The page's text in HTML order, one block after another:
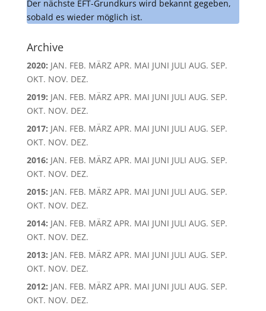
Der nächste EFT-Grundkurs wird bekannt gegeben,
sobald es wieder möglich ist.
Archive
2020: JAN. FEB. MÄRZ APR. MAI JUNI JULI AUG. SEP.
OKT. NOV. DEZ.
2019: JAN. FEB. MÄRZ APR. MAI JUNI JULI AUG. SEP.
OKT. NOV. DEZ.
2017: JAN. FEB. MÄRZ APR. MAI JUNI JULI AUG. SEP.
OKT. NOV. DEZ.
2016: JAN. FEB. MÄRZ APR. MAI JUNI JULI AUG. SEP.
OKT. NOV. DEZ.
2015: JAN. FEB. MÄRZ APR. MAI JUNI JULI AUG. SEP.
OKT. NOV. DEZ.
2014: JAN. FEB. MÄRZ APR. MAI JUNI JULI AUG. SEP.
OKT. NOV. DEZ.
2013: JAN. FEB. MÄRZ APR. MAI JUNI JULI AUG. SEP.
OKT. NOV. DEZ.
2012: JAN. FEB. MÄRZ APR. MAI JUNI JULI AUG. SEP.
OKT. NOV. DEZ.